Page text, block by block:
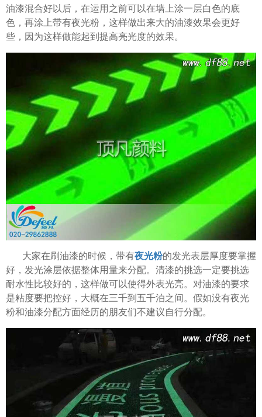
油漆混合好以后，在运用之前可以在墙上涂一层白色的底
色，再涂上带有夜光粉，这样做出来大的油漆效果会更好
些，因为这样做能起到提高亮光度的效果。
大家在刷油漆的时候，带有夜光粉的发光表层厚度要掌握
好，发光涂层依据整体用量来分配。清漆的挑选一定要挑选
耐水性比较好的，这样做可以使得外表光亮。对油漆的要求
是粘度要把控好，大概在三千到五千泊之间。假如没有夜光
粉和油漆分配方面经历的朋友们不建议自行分配。